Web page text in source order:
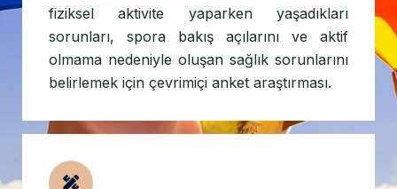
fiziksel aktivite yaparken yaşadıkları
sorunları, spora bakış açılarını ve aktif
olmama nedeniyle oluşan sağlık sorunlarını
belirlemek için çevrimiçi anket araştırması.